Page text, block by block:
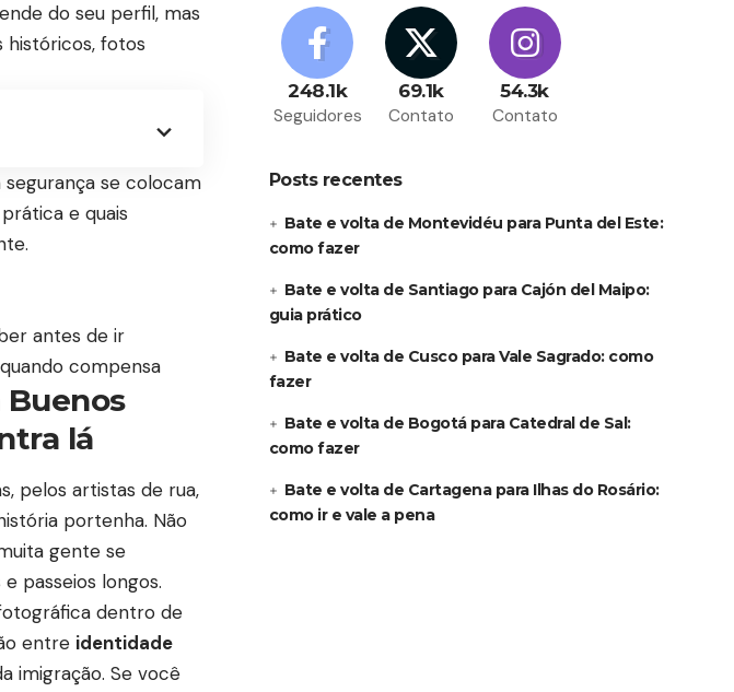
do seu perfil, mas
históricos, fotos
se colocam
e quais
antes de ir
compensa
lá
pelos artistas de rua,
portenha. Não
gente se
passeios longos.
dentro de
entre identidade
imigração. Se você
248.1k
Seguidores
69.1k
Contato
54.3k
Contato
Posts recentes
Bate e volta de Montevidéu para Punta del Este:
como fazer
Bate e volta de Santiago para Cajón del Maipo:
guia prático
Bate e volta de Cusco para Vale Sagrado: como
fazer
Bate e volta de Bogotá para Catedral de Sal:
como fazer
Bate e volta de Cartagena para Ilhas do Rosário:
como ir e vale a pena